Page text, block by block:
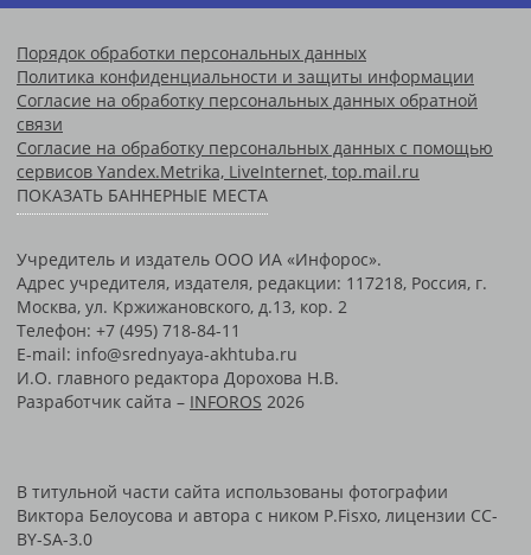
Порядок обработки персональных данных
Политика конфиденциальности и защиты информации
Согласие на обработку персональных данных обратной
связи
Согласие на обработку персональных данных с помощью
сервисов Yandex.Metrika, LiveInternet, top.mail.ru
ПОКАЗАТЬ БАННЕРНЫЕ МЕСТА
Учредитель и издатель ООО ИА «Инфорос».
Адрес учредителя, издателя, редакции: 117218, Россия, г.
Москва, ул. Кржижановского, д.13, кор. 2
Телефон: +7 (495) 718-84-11
E-mail: info@srednyaya-akhtuba.ru
И.О. главного редактора Дорохова Н.В.
Разработчик сайта – INFOROS 2026
В титульной части сайта использованы фотографии
Виктора Белоусова и автора с ником P.Fisxo, лицензии CC-
BY-SA-3.0